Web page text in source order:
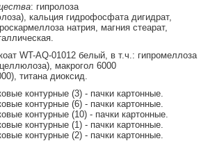
: гипролоза
кальция гидрофосфата дигидрат,
натрия, магния стеарат,
WT-AQ-01012 белый, в т.ч.: гипромеллоза
макрогол 6000
титана диоксид.
контурные (3) - пачки картонные.
контурные (6) - пачки картонные.
контурные (10) - пачки картонные.
контурные (1) - пачки картонные.
контурные (2) - пачки картонные.